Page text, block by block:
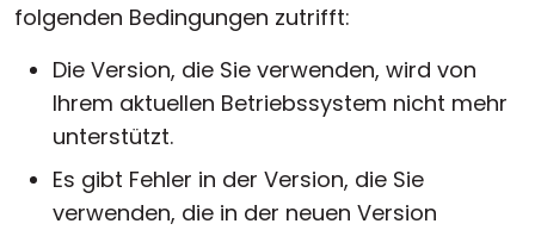
folgenden Bedingungen zutrifft:
Die Version, die Sie verwenden, wird von
Ihrem aktuellen Betriebssystem nicht mehr
unterstützt.
Es gibt Fehler in der Version, die Sie
verwenden, die in der neuen Version